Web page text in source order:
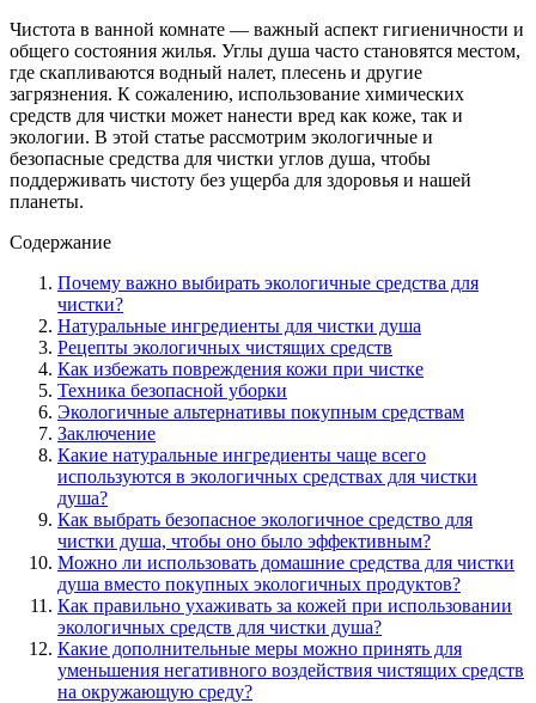
Чистота в ванной комнате — важный аспект гигиеничности и
общего состояния жилья. Углы душа часто становятся местом,
где скапливаются водный налет, плесень и другие
загрязнения. К сожалению, использование химических
средств для чистки может нанести вред как коже, так и
экологии. В этой статье рассмотрим экологичные и
безопасные средства для чистки углов душа, чтобы
поддерживать чистоту без ущерба для здоровья и нашей
планеты.
Содержание
Почему важно выбирать экологичные средства для
чистки?
Натуральные ингредиенты для чистки душа
Рецепты экологичных чистящих средств
Как избежать повреждения кожи при чистке
Техника безопасной уборки
Экологичные альтернативы покупным средствам
Заключение
Какие натуральные ингредиенты чаще всего
используются в экологичных средствах для чистки
душа?
Как выбрать безопасное экологичное средство для
чистки душа, чтобы оно было эффективным?
Можно ли использовать домашние средства для чистки
душа вместо покупных экологичных продуктов?
Как правильно ухаживать за кожей при использовании
экологичных средств для чистки душа?
Какие дополнительные меры можно принять для
уменьшения негативного воздействия чистящих средств
на окружающую среду?